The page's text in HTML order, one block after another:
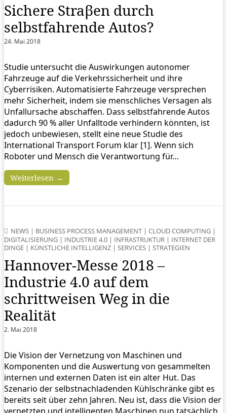
Sichere Straβen durch
selbstfahrende Autos?
24. Mai 2018
Studie untersucht die Auswirkungen autonomer
Fahrzeuge auf die Verkehrssicherheit und ihre
Cyberrisiken. Automatisierte Fahrzeuge versprechen
mehr Sicherheit, indem sie menschliches Versagen als
Unfallursache abschaffen. Dass selbstfahrende Autos
dadurch 90 % aller Unfalltode verhindern könnten, ist
jedoch unbewiesen, stellt eine neue Studie des
International Transport Forum klar [1]. Wenn sich
Roboter und Mensch die Verantwortung für…
Weiterlesen →
NEWS | BUSINESS PROCESS MANAGEMENT | CLOUD COMPUTING |
DIGITALISIERUNG | INDUSTRIE 4.0 | INFRASTRUKTUR | INTERNET DER
DINGE | KÜNSTLICHE INTELLIGENZ | SERVICES | STRATEGIEN
Hannover-Messe 2018 –
Industrie 4.0 auf dem
schrittweisen Weg in die
Realität
2. Mai 2018
Die Vision der Vernetzung von Maschinen und
Komponenten und die Auswertung von gesammelten
internen und externen Daten ist ein alter Hut. Das
Szenario der selbstnachladenden Kühlschränke gibt es
bereits seit über zehn Jahren. Neu ist, dass die Vision der